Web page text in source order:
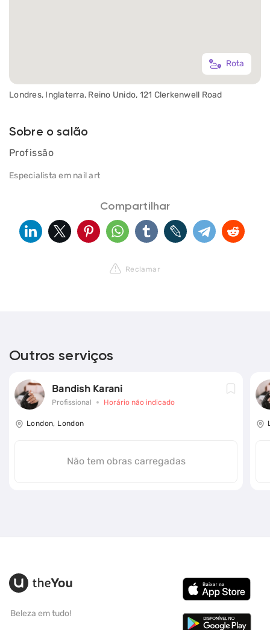
Rota
Londres, Inglaterra, Reino Unido, 121 Clerkenwell Road
Sobre o salão
Profissão
Especialista em nail art
Compartilhar
Reclamar
Outros serviços
Bandish Karani
Profissional Horário não indicado
London, London
Não tem obras carregadas
Beleza em tudo!